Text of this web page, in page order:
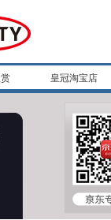
皇冠淘宝店